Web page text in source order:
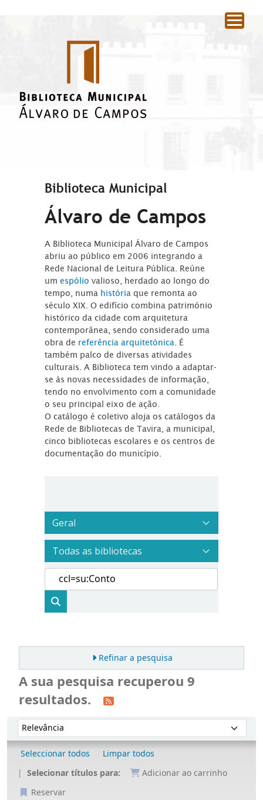
Biblioteca Municipal
Álvaro de Campos
A Biblioteca Municipal Álvaro de Campos
abriu ao público em 2006 integrando a
Rede Nacional de Leitura Pública. Reúne
umespóliovalioso, herdado ao longo do
tempo, numa história que remonta ao
século XIX. O edifício combina património
histórico da cidade com arquitetura
contemporânea, sendo considerado uma
obra de referência arquitetónica . É
também palco de diversas atividades
culturais. A Biblioteca tem vindo a adaptar-
se às novas necessidades de informação,
tendo no envolvimento com a comunidade
o seu principal eixo de ação.
O catálogo é coletivo aloja os catálogos da
Rede de Bibliotecas de Tavira, a municipal,
cinco bibliotecas escolares e os centros de
documentação do município.
Refinar a pesquisa
A sua pesquisa recuperou 9
resultados.
Ordenar
Ordenar por:
Seleccionar todos
Limpar todos
Selecionar títulos para:
Adicionar ao carrinho
Reservar